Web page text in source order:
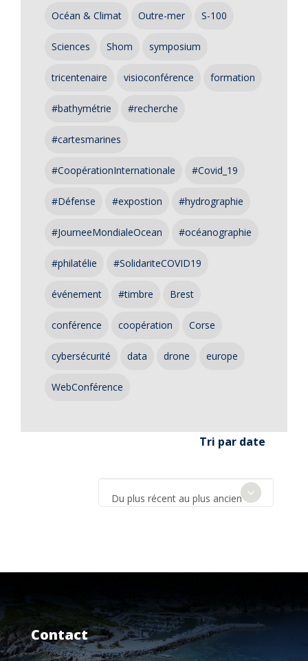
Océan & Climat Outre-mer S-100
Sciences Shom symposium
tricentenaire visioconférence formation
#bathymétrie #recherche
#cartesmarines
#CoopérationInternationale #Covid_19
#Défense #expostion #hydrographie
#JourneeMondialeOcean #océanographie
#philatélie #SolidariteCOVID19
événement #timbre Brest
conférence coopération Corse
cybersécurité data drone europe
WebConférence
Tri par date
Du plus récent au plus ancien
Contact